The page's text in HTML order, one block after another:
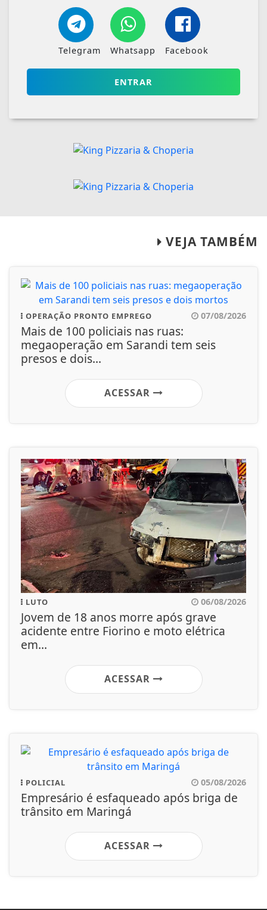
Telegram Whatsapp Facebook
ENTRAR
VEJA TAMBÉM
OPERAÇÃO PRONTO EMPREGO 07/08/2026
Mais de 100 policiais nas ruas:
megaoperação em Sarandi tem seis
presos e dois...
ACESSAR
LUTO 06/08/2026
Jovem de 18 anos morre após grave
acidente entre Fiorino e moto elétrica
em...
ACESSAR
POLICIAL 05/08/2026
Empresário é esfaqueado após briga de
trânsito em Maringá
ACESSAR